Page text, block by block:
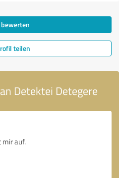
bewerten
teilen
Detektei Detegere